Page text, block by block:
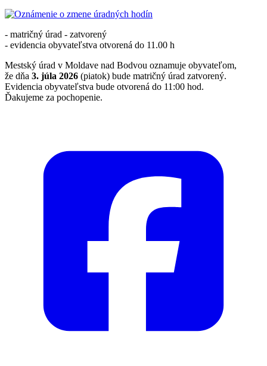
- matričný úrad - zatvorený
- evidencia obyvateľstva otvorená do 11.00 h
Mestský úrad v Moldave nad Bodvou oznamuje obyvateľom,
že dňa 3. júla 2026 (piatok) bude matričný úrad zatvorený.
Evidencia obyvateľstva bude otvorená do 11:00 hod.
Ďakujeme za pochopenie.